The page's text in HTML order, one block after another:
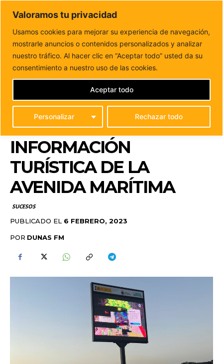
Valoramos tu privacidad
Usamos cookies para mejorar su experiencia de navegación,
mostrarle anuncios o contenidos personalizados y analizar
nuestro tráfico. Al hacer clic en “Aceptar todo” usted da su
consentimiento a nuestro uso de las cookies.
Personalizar Rechazar todo
Aceptar todo
DUNAS FM
Tu informacion de forma cercana
Inicio SUCESOS
Puerto del Rosario condena los actos
vandálicos a la pantalla digital con...
PUERTO DEL ROSARIO
CONDENA LOS ACTOS
VANDÁLICOS A LA
PANTALLA DIGITAL CON
INFORMACIÓN
TURÍSTICA DE LA
AVENIDA MARÍTIMA
SUCESOS
PUBLICADO EL 6 FEBRERO, 2023
POR DUNAS FM